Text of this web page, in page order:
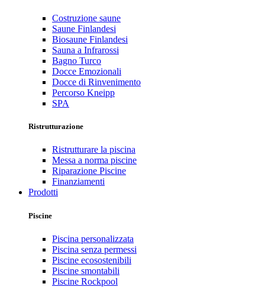
Costruzione saune
Saune Finlandesi
Biosaune Finlandesi
Sauna a Infrarossi
Bagno Turco
Docce Emozionali
Docce di Rinvenimento
Percorso Kneipp
SPA
Ristrutturazione
Ristrutturare la piscina
Messa a norma piscine
Riparazione Piscine
Finanziamenti
Prodotti
Piscine
Piscina personalizzata
Piscina senza permessi
Piscine ecosostenibili
Piscine smontabili
Piscine Rockpool